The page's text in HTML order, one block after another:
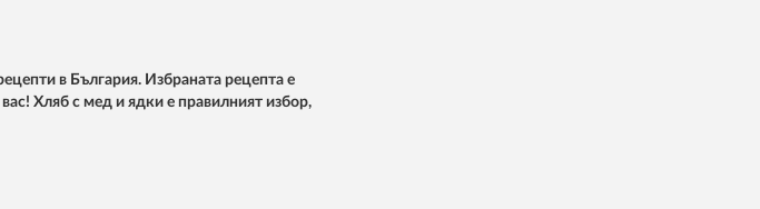
в България. Избраната рецепта е
Хляб с мед и ядки е правилният избор,